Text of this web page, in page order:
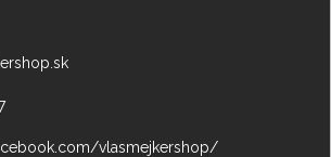
vlasmejkershop/